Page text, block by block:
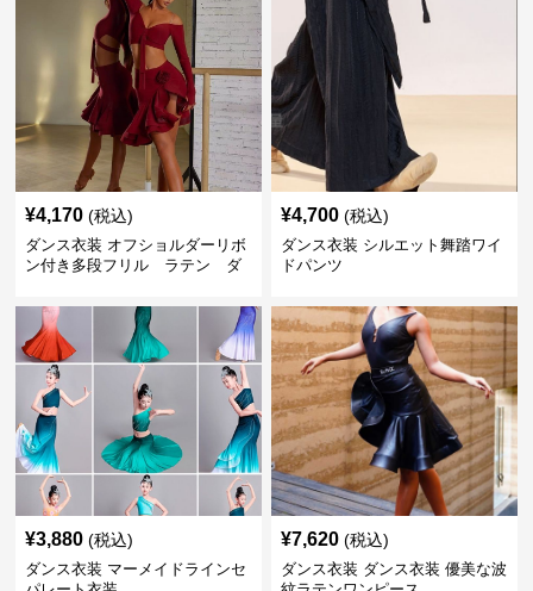
¥4,170 (税込)
ダンス衣装 オフショルダーリボ
ン付き多段フリル ラテン ダ
¥4,700 (税込)
ダンス衣装 シルエット舞踏ワイ
ドパンツ
¥3,880 (税込)
ダンス衣装 マーメイドラインセ
¥7,620 (税込)
ダンス衣装 ダンス衣装 優美な波